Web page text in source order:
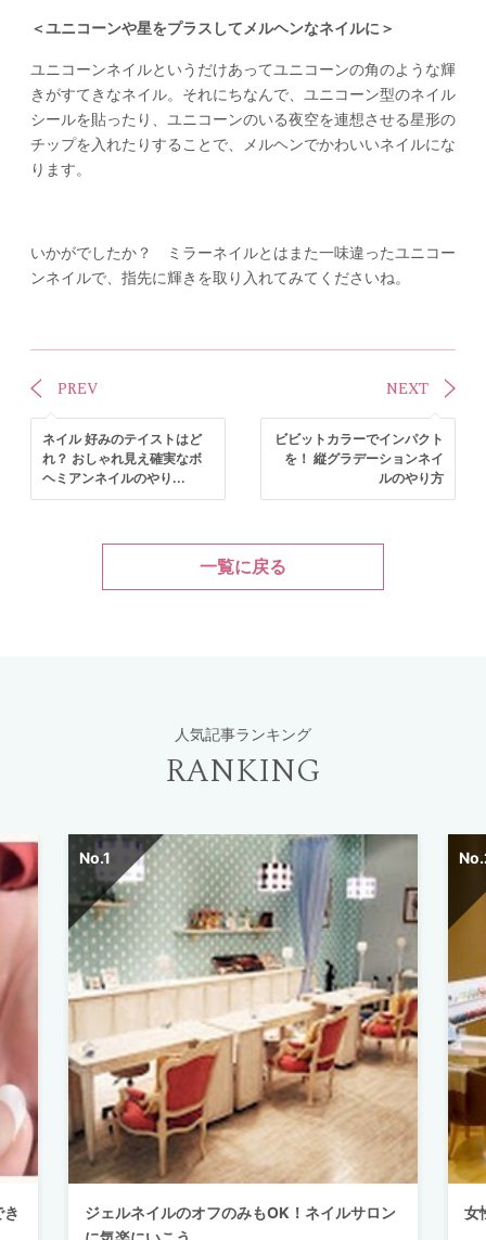
＜ユニコーンや星をプラスしてメルヘンなネイルに＞
ユニコーンネイルというだけあってユニコーンの角のような輝
きがすてきなネイル。それにちなんで、ユニコーン型のネイル
シールを貼ったり、ユニコーンのいる夜空を連想させる星形の
チップを入れたりすることで、メルヘンでかわいいネイルにな
ります。
いかがでしたか？ ミラーネイルとはまた一味違ったユニコー
ンネイルで、指先に輝きを取り入れてみてくださいね。
PREV
ネイル 好みのテイストはど
れ？ おしゃれ見え確実なボ
ヘミアンネイルのやり...
NEXT
ビビットカラーでインパクト
を！ 縦グラデーションネイ
ルのやり方
一覧に戻る
人気記事ランキング
RANKING
ジェルネイルのオフのみもOK！ネイルサロン
女